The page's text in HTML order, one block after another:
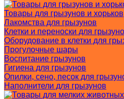
Товары для грызунов и хорьков
Лакомства для грызунов
Клетки и переноски для
Оборудование в клетки для
Прогулочные шары
Воспитание грызунов
Гигиена для грызунов
Опилки, сено, песок для
Наполнители для грызунов